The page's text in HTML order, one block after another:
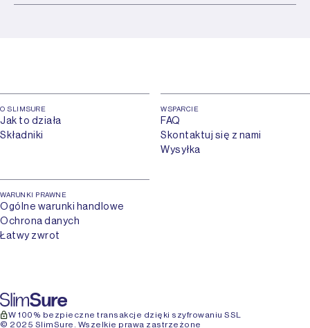
O SLIMSURE
Jak to działa
Składniki
WSPARCIE
FAQ
Skontaktuj się z nami
Wysyłka
WARUNKI PRAWNE
Ogólne warunki handlowe
Ochrona danych
Łatwy zwrot
W 100% bezpieczne transakcje dzięki szyfrowaniu SSL
© 2025 SlimSure. Wszelkie prawa zastrzeżone